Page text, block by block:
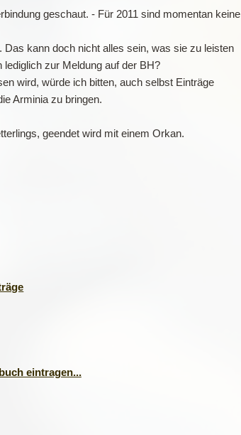
geschaut. - Für 2011 sind momentan keine
kann doch nicht alles sein, was sie zu leisten
zur Meldung auf der BH?
wird, würde ich bitten, auch selbst Einträge
Arminia zu bringen.
geendet wird mit einem Orkan.
eintragen...